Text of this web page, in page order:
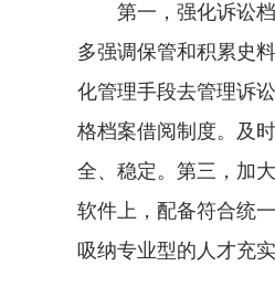
第一，强化诉讼档
多强调保管和积累史
化管理手段去管理诉
格档案借阅制度。及
全、稳定。第三，加
软件上，配备符合统
吸纳专业型的人才充